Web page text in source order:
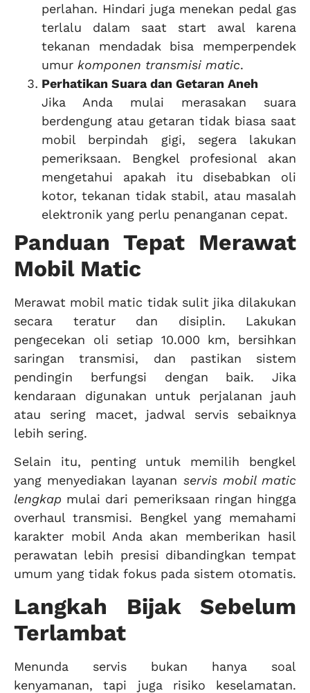
perlahan. Hindari juga menekan pedal gas
terlalu dalam saat start awal karena
tekanan mendadak bisa memperpendek
umur komponen transmisi matic.
Perhatikan Suara dan Getaran Aneh
Jika Anda mulai merasakan suara
berdengung atau getaran tidak biasa saat
mobil berpindah gigi, segera lakukan
pemeriksaan. Bengkel profesional akan
mengetahui apakah itu disebabkan oli
kotor, tekanan tidak stabil, atau masalah
elektronik yang perlu penanganan cepat.
Panduan Tepat Merawat
Mobil Matic
Merawat mobil matic tidak sulit jika dilakukan
secara teratur dan disiplin. Lakukan
pengecekan oli setiap 10.000 km, bersihkan
saringan transmisi, dan pastikan sistem
pendingin berfungsi dengan baik. Jika
kendaraan digunakan untuk perjalanan jauh
atau sering macet, jadwal servis sebaiknya
lebih sering.
Selain itu, penting untuk memilih bengkel
yang menyediakan layanan servis mobil matic
lengkap mulai dari pemeriksaan ringan hingga
overhaul transmisi. Bengkel yang memahami
karakter mobil Anda akan memberikan hasil
perawatan lebih presisi dibandingkan tempat
umum yang tidak fokus pada sistem otomatis.
Langkah Bijak Sebelum
Terlambat
Menunda servis bukan hanya soal
kenyamanan, tapi juga risiko keselamatan.